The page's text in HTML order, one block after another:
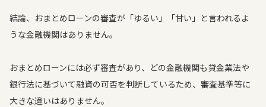
結論、おまとめローンの審査が「ゆるい」「甘い」と言われるよ
うな金融機関はありません。
おまとめローンには必ず審査があり、どの金融機関も貸金業法や
銀行法に基づいて融資の可否を判断しているため、審査基準等に
大きな違いはありません。